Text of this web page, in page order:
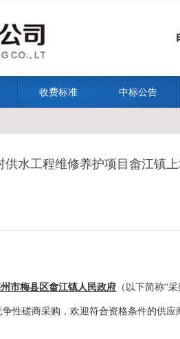
收费标准 中标公告
水工程维修养护项目畲江镇
市梅县区畬江镇人民政府 （以下简称“采
争性磋商采购 ，欢迎符合资格条件的供应